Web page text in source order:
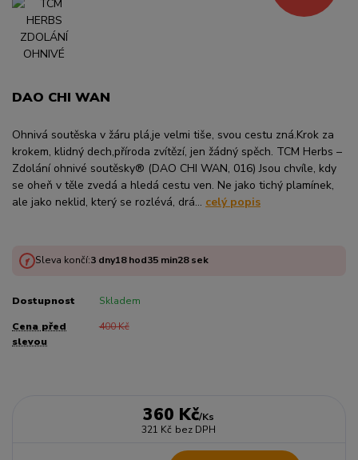
DAO CHI WAN
Ohnivá soutěska v žáru plá,je velmi tiše, svou cestu zná.Krok za
krokem, klidný dech,příroda zvítězí, jen žádný spěch. TCM Herbs –
Zdolání ohnivé soutěsky® (DAO CHI WAN, 016) Jsou chvíle, kdy
se oheň v těle zvedá a hledá cestu ven. Ne jako tichý plamínek,
ale jako neklid, který se rozlévá, drá... celý popis
Sleva končí:3 dny18hod35min27sek
Dostupnost Skladem
Cena před
slevou
400 Kč
360 Kč/Ks
321 Kč bez DPH